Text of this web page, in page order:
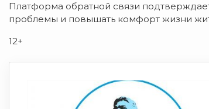
Платформа обратной связи
проблемы и повышать комфорт жизни
12+